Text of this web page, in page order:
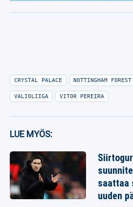
CRYSTAL PALACE NOTTINGHAM FOREST
VALIOLIIGA VITOR PEREIRA
LUE MYÖS:
saattaa
uuden